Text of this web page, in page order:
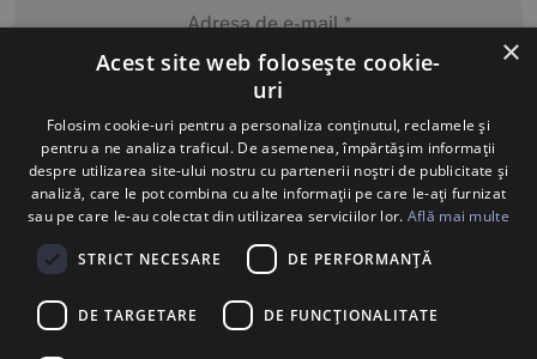
MĂ ABONEZ
×
Acest site web folosește cookie-
uri
Folosim cookie-uri pentru a personaliza conținutul, reclamele și
pentru a ne analiza traficul. De asemenea, împărtășim informații
despre utilizarea site-ului nostru cu partenerii noștri de publicitate și
analiză, care le pot combina cu alte informații pe care le-ați furnizat
sau pe care le-au colectat din utilizarea serviciilor lor. Află mai multe
STRICT NECESARE DE PERFORMANȚĂ
DE TARGETARE DE FUNCŢIONALITATE